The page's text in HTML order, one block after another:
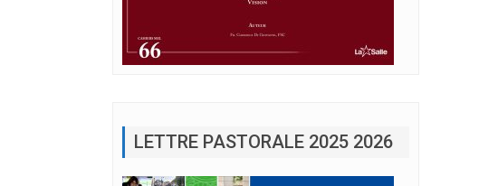
LETTRE PASTORALE 2025 2026